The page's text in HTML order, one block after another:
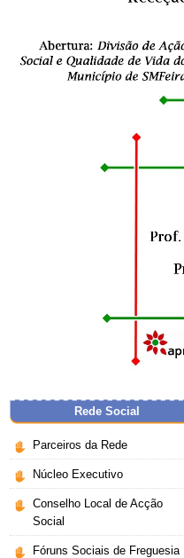
Rede Social
Parceiros da Rede
Núcleo Executivo
Conselho Local de Acção
Social
Fóruns Sociais de Freguesia